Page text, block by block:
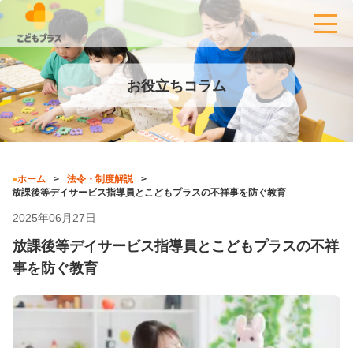
お役立ちコラム
ホーム
法令・制度解説
放課後等デイサービス指導員とこどもプラスの不祥事を防ぐ教育
2025年06月27日
放課後等デイサービス指導員とこどもプラスの不祥
事を防ぐ教育